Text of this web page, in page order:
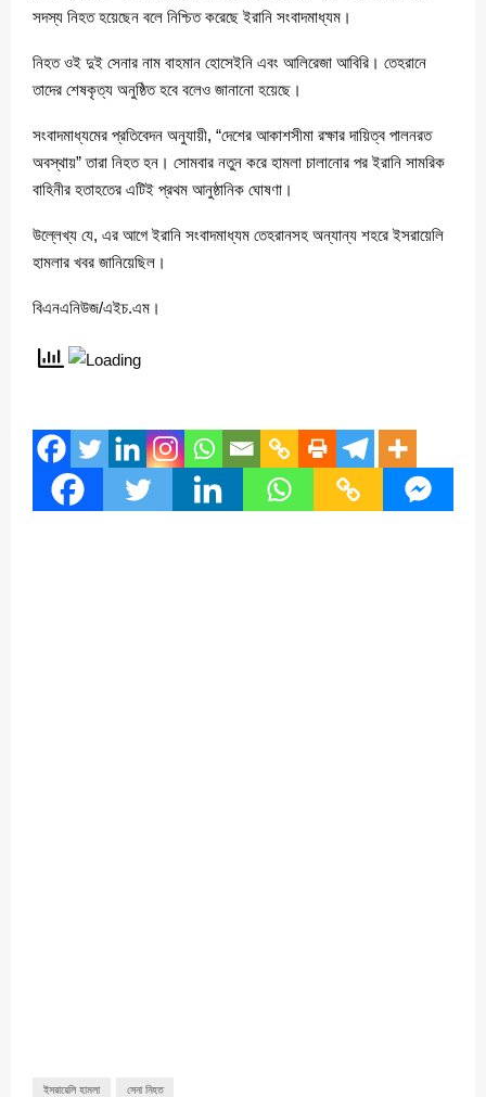
সদস্য নিহত হয়েছেন বলে নিশ্চিত করেছে ইরানি সংবাদমাধ্যম।
নিহত ওই দুই সেনার নাম বাহমান হোসেইনি এবং আলিরেজা আবিরি। তেহরানে
তাদের শেষকৃত্য অনুষ্ঠিত হবে বলেও জানানো হয়েছে।
সংবাদমাধ্যমের প্রতিবেদন অনুযায়ী, “দেশের আকাশসীমা রক্ষার দায়িত্ব পালনরত
অবস্থায়” তারা নিহত হন। সোমবার নতুন করে হামলা চালানোর পর ইরানি সামরিক
বাহিনীর হতাহতের এটিই প্রথম আনুষ্ঠানিক ঘোষণা।
উল্লেখ্য যে, এর আগে ইরানি সংবাদমাধ্যম তেহরানসহ অন্যান্য শহরে ইসরায়েলি
হামলার খবর জানিয়েছিল।
বিএনএনিউজ/এইচ.এম।
ইসরায়েলি হামলা সেনা নিহত